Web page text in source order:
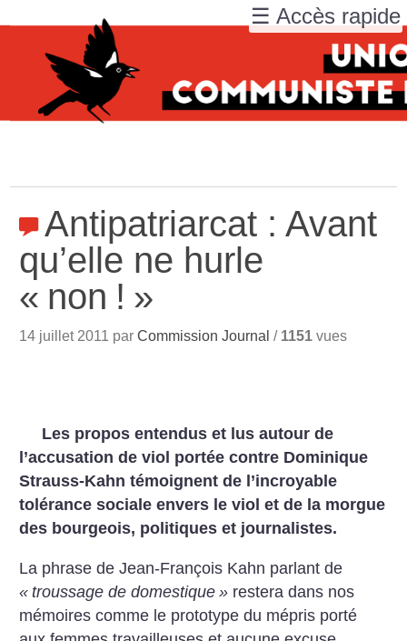
Antipatriarcat : Avant
qu’elle ne hurle
« non ! »
14 juillet 2011 parCommission Journal / 1151 vues
Les propos entendus et lus autour de
l’accusation de viol portée contre Dominique
Strauss-Kahn témoignent de l’incroyable
tolérance sociale envers le viol et de la morgue
des bourgeois, politiques et journalistes.
La phrase de Jean-François Kahn parlant de
« troussage de domestique » restera dans nos
mémoires comme le prototype du mépris porté
☰ Accès rapide